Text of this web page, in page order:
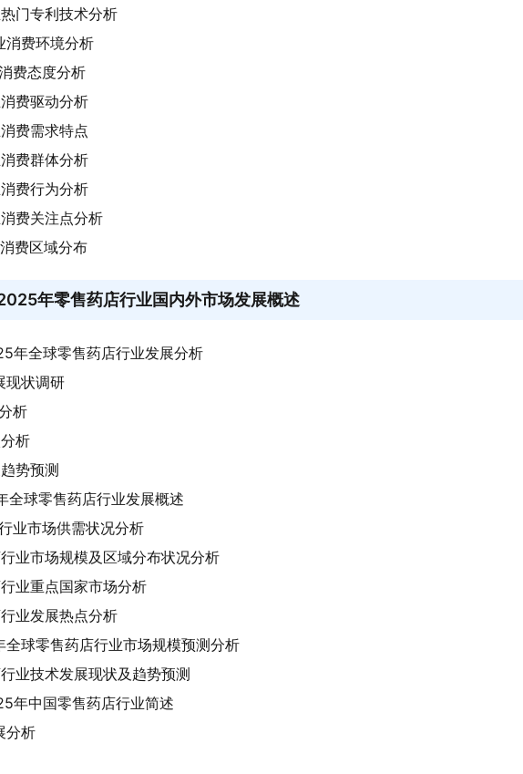
锁药店为主，国药控股、大参林、益丰药房、老百姓等企业处于领先地位，门店数
，主要分布在湖南、云南、广东、上海等省市，例如湖南拥有益丰药房、老百姓、
有一心堂和健之佳。
绕中国零售药店产业规模、产业结构、重点企业情况、产业发展趋势等方面进行
售药店产业发展中存在的问题提出建议，为各地政府、产业链关联企业、投资机
门专利技术分析
消费环境分析
费态度分析
费驱动分析
费需求特点
费群体分析
费行为分析
费关注点分析
费区域分布
年零售药店行业国内外市场发展概述
年全球零售药店行业发展分析
现状调研
析
析
势预测
球零售药店行业发展概述
业市场供需状况分析
业市场规模及区域分布状况分析
业重点国家市场分析
业发展热点分析
球零售药店行业市场规模预测分析
业技术发展现状及趋势预测
年中国零售药店行业简述
分析